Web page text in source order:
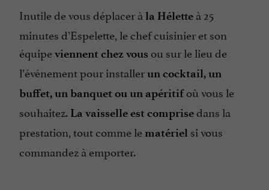
Inutile de vous déplacer à la Hélette à 25
minutes d’Espelette, le chef cuisinier et son
équipeviennent chez vous ou sur le lieu de
l’événement pour installerun cocktail, un
buffet, un banquet ou un apéritifoù vous le
souhaitez. La vaisselle est comprisedans la
prestation, tout comme le matériel si vous
commandez à emporter.